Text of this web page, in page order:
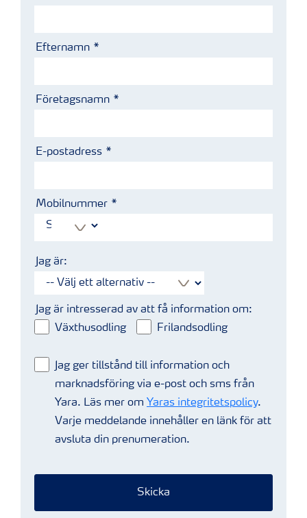
Efternamn
Företagsnamn
E-postadress
Mobilnummer
Jag är:
Jag är intresserad av att få information om:
Växthusodling
Frilandsodling
Jag ger tillstånd till information och
marknadsföring via e-post och sms från
Yara. Läs mer om Yaras integritetspolicy.
Varje meddelande innehåller en länk för att
avsluta din prenumeration.
Skicka